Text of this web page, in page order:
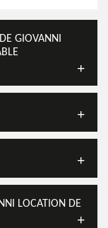
GIOVANNI
LOCATION DE